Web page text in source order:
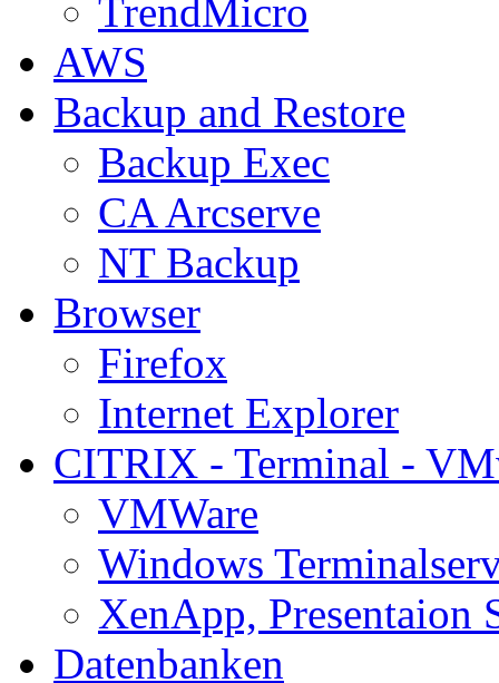
TrendMicro
AWS
Backup and Restore
Backup Exec
CA Arcserve
NT Backup
Browser
Firefox
Internet Explorer
CITRIX - Terminal -
VMWare
Windows
XenApp, Presentaion
Datenbanken